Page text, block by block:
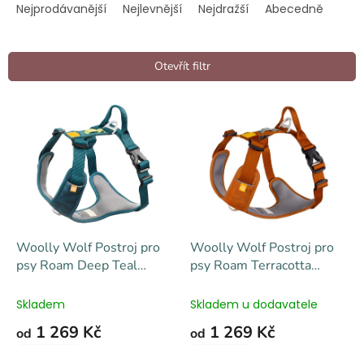
n
í
Nejprodávanější Nejlevnější Nejdražší Abecedně
Otevřít filtr
dWoolly Wolf Postroj pro
psy Roam Deep Teal
modrá
Skladem
od 1 269 Kč
Woolly Wolf Postroj pro
psy Roam Terracotta
Skladem u dodavatele
od 1 269 Kč